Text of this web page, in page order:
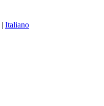
| Italiano